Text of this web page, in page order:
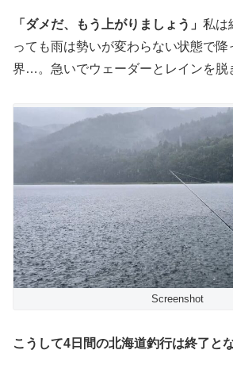
「ダメだ、もう上がりましょう」 私は
っても雨は勢いが変わらない状態で降
界…。急いでウェーダーとレインを脱
Screenshot
こうして4日間の北海道釣行は終了と